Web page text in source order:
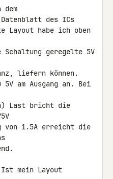
des ICs
Layout habe ich oben
geregelte 5V
liefern können.
am Ausgang an. Bei
Last bricht die
von 1.5A erreicht die
Ist mein Layout